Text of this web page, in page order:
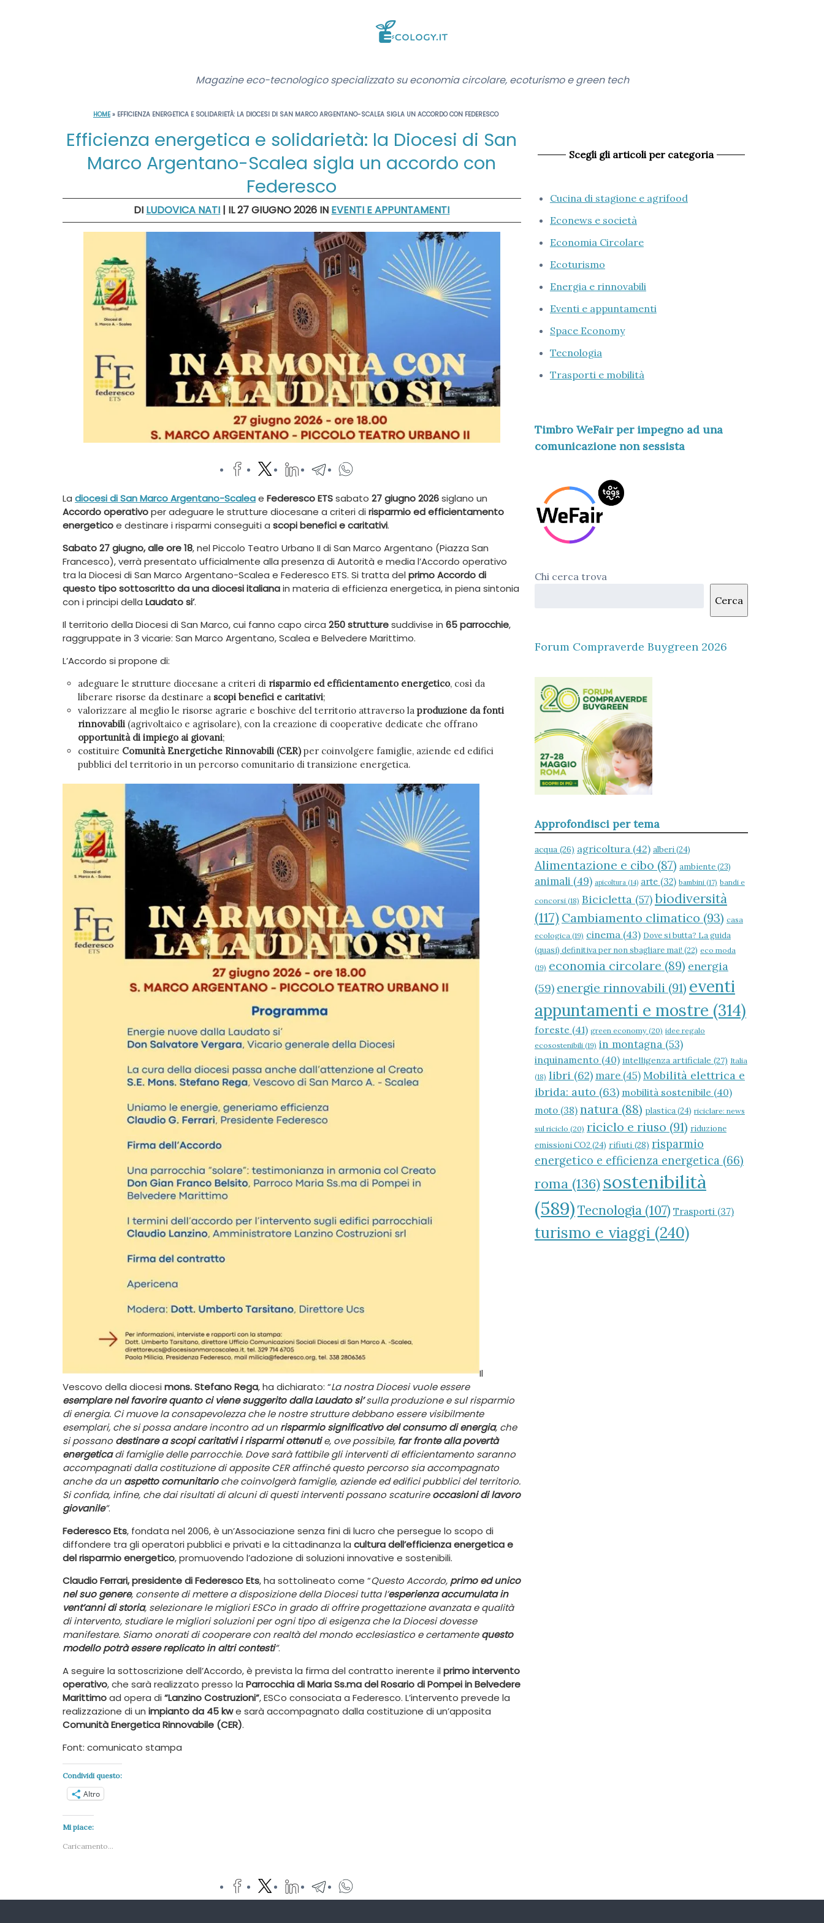
Magazine eco-tecnologico specializzato su economia circolare, ecoturismo e green tech
HOME» EFFICIENZA ENERGETICA E SOLIDARIETÀ: LA DIOCESI DI SAN MARCO ARGENTANO-SCALEA SIGLA UN ACCORDO CON FEDERESCO
Efficienza energetica e solidarietà: la Diocesi di San
Marco Argentano-Scalea sigla un accordo con
Federesco
DI LUDOVICA NATI | IL 27 GIUGNO 2026 IN EVENTI E APPUNTAMENTI
La diocesi di San Marco Argentano-Scaleae Federesco ETSsabato 27 giugno 2026siglano un
Accordo operativoper adeguare le strutture diocesane a criteri di risparmio ed efficientamento
energeticoe destinare i risparmi conseguiti a scopi benefici e caritativi.
Sabato 27 giugno, alle ore 18, nel Piccolo Teatro Urbano II di San Marco Argentano (Piazza San
Francesco), verrà presentato ufficialmente alla presenza di Autorità e media l’Accordo operativo
tra la Diocesi di San Marco Argentano-Scalea e Federesco ETS. Si tratta del primo Accordo di
questo tipo sottoscritto da una diocesi italianain materia di efficienza energetica, in piena sintonia
con i principi della Laudato si’.
Il territorio della Diocesi di San Marco, cui fanno capo circa 250 strutturesuddivise in 65 parrocchie,
raggruppate in 3 vicarie: San Marco Argentano, Scalea e Belvedere Marittimo.
L’Accordo si propone di:
adeguare le strutture diocesane a criteri di risparmio ed efficientamento energetico, così da
liberare risorse da destinare a scopi benefici e caritativi;
valorizzare al meglio le risorse agrarie e boschive del territorio attraverso la produzione da fonti
rinnovabili (agrivoltaico e agrisolare), con la creazione di cooperative dedicate che offrano
opportunità di impiego ai giovani;
costituire Comunità Energetiche Rinnovabili (CER)per coinvolgere famiglie, aziende ed edifici
pubblici del territorio in un percorso comunitario di transizione energetica.
Il
Vescovo della diocesi mons. Stefano Rega, ha dichiarato: “La nostra Diocesi vuole essere
esemplare nel favorire quanto ci viene suggerito dalla Laudato si’sulla produzione e sul risparmio
di energia. Ci muove la consapevolezza che le nostre strutture debbano essere visibilmente
esemplari, che si possa andare incontro ad un risparmio significativo del consumo di energia, che
si possano destinare a scopi caritativi i risparmi ottenutie, ove possibile, far fronte alla povertà
energeticadi famiglie delle parrocchie. Dove sarà fattibile gli interventi di efficientamento saranno
accompagnati dalla costituzione di apposite CER affinché questo percorso sia accompagnato
anche da un aspetto comunitarioche coinvolgerà famiglie, aziende ed edifici pubblici del territorio.
Si confida, infine, che dai risultati di alcuni di questi interventi possano scaturireoccasioni di lavoro
giovanile”.
Federesco Ets, fondata nel 2006, è un’Associazione senza fini di lucro che persegue lo scopo di
diffondere tra gli operatori pubblici e privati e la cittadinanza la cultura dell’efficienza energetica e
del risparmio energetico, promuovendo l’adozione di soluzioni innovative e sostenibili.
Claudio Ferrari, presidente di Federesco Ets, ha sottolineato come “Questo Accordo, primo ed unico
nel suo genere, consente di mettere a disposizione della Diocesi tutta l’esperienza accumulata in
vent’anni di storia, selezionare le migliori ESCo in grado di offrire progettazione avanzata e qualità
di intervento, studiare le migliori soluzioni per ogni tipo di esigenza che la Diocesi dovesse
manifestare. Siamo onorati di cooperare con realtà del mondo ecclesiastico e certamentequesto
modello potrà essere replicato in altri contesti”.
A seguire la sottoscrizione dell’Accordo, è prevista la firma del contratto inerente il primo intervento
operativo, che sarà realizzato presso la Parrocchia di Maria Ss.ma del Rosario di Pompei in Belvedere
Marittimoad opera di “Lanzino Costruzioni”, ESCo consociata a Federesco. L’intervento prevede la
realizzazione di un impianto da 45 kwe sarà accompagnato dalla costituzione di un’apposita
Comunità Energetica Rinnovabile (CER).
Font: comunicato stampa
Condividi questo:
Altro
Mi piace:
Caricamento...
Scegli gli articoli per categoria
Cucina di stagione e agrifood
Econews e società
Economia Circolare
Ecoturismo
Energia e rinnovabili
Eventi e appuntamenti
Space Economy
Tecnologia
Trasporti e mobilità
Timbro WeFair per impegno ad una
comunicazione non sessista
Chi cerca trova
Cerca
Forum Compraverde Buygreen 2026
Approfondisci per tema
acqua(26) agricoltura (42) alberi(24)
Alimentazione e cibo (87) ambiente(23)
animali (49) apicoltura(14) arte(32) bambini(17) bandi e
concorsi(18) Bicicletta(57)biodiversità
(117) Cambiamento climatico (93) casa
ecologica (19) cinema (43) Dove si butta? La guida
(quasi) definitiva per non sbagliare mai! (22) eco moda
(19) economia circolare (89) energia
(59) energie rinnovabili (91) eventi
appuntamenti e mostre (314)
foreste (41) green economy(20) idee regalo
ecosostenibili(19) in montagna(53)
inquinamento (40) intelligenza artificiale (27) Italia
(18) libri (62) mare(45) Mobilità elettrica e
ibrida: auto (63) mobilità sostenibile (40)
moto(38) natura (88) plastica(24) riciclare: news
sul riciclo (20) riciclo e riuso (91) riduzione
emissioni CO2 (24) rifiuti(28) risparmio
energetico e efficienza energetica(66)
roma(136) sostenibilità
(589)Tecnologia(107) Trasporti(37)
turismo e viaggi (240)